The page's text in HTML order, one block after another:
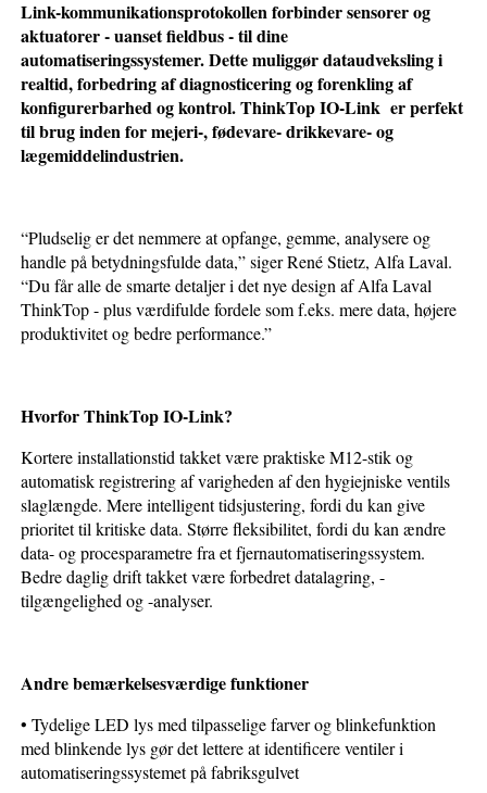
Link-kommunikationsprotokollen forbinder sensorer og
aktuatorer - uanset fieldbus - til dine
automatiseringssystemer. Dette muliggør dataudveksling i
realtid, forbedring af diagnosticering og forenkling af
konfigurerbarhed og kontrol. ThinkTop IO-Link er perfekt
til brug inden for mejeri-, fødevare- drikkevare- og
lægemiddelindustrien.
“Pludselig er det nemmere at opfange, gemme, analysere og
handle på betydningsfulde data,” siger René Stietz, Alfa Laval.
“Du får alle de smarte detaljer i det nye design af Alfa Laval
ThinkTop - plus værdifulde fordele som f.eks. mere data, højere
produktivitet og bedre performance.”
Hvorfor ThinkTop IO-Link?
Kortere installationstid takket være praktiske M12-stik og
automatisk registrering af varigheden af den hygiejniske ventils
slaglængde. Mere intelligent tidsjustering, fordi du kan give
prioritet til kritiske data. Større fleksibilitet, fordi du kan ændre
data- og procesparametre fra et fjernautomatiseringssystem.
Bedre daglig drift takket være forbedret datalagring, -
tilgængelighed og -analyser.
Andre bemærkelsesværdige funktioner
• Tydelige LED lys med tilpasselige farver og blinkefunktion
med blinkende lys gør det lettere at identificere ventiler i
automatiseringssystemet på fabriksgulvet